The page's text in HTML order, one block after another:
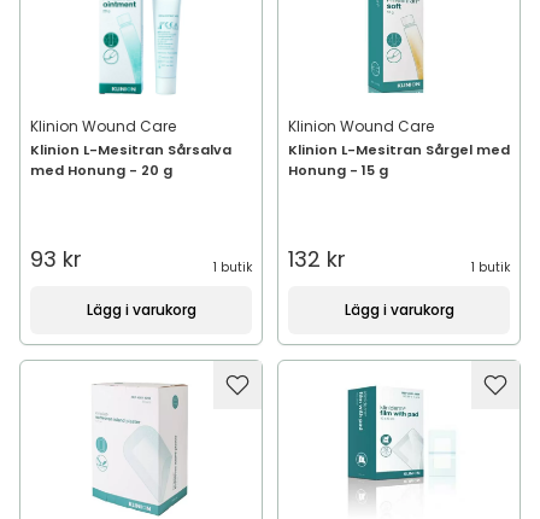
Klinion Wound Care
Klinion L-Mesitran Sårsalva
med Honung - 20 g
93 kr 1 butik
Lägg i varukorg
Klinion Wound Care
Klinion L-Mesitran Sårgel med
Honung - 15 g
132 kr 1 butik
Lägg i varukorg